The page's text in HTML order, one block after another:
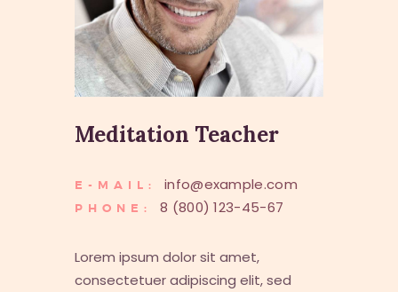
Meditation Teacher
E-MAIL: info@example.com
PHONE: 8 (800) 123-45-67
Lorem ipsum dolor sit amet,
consectetuer adipiscing elit, sed